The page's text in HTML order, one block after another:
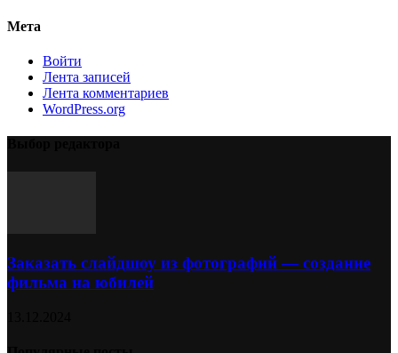
Мета
Войти
Лента записей
Лента комментариев
WordPress.org
Заказать слайдшоу из фотографий — создание
фильма на юбилей